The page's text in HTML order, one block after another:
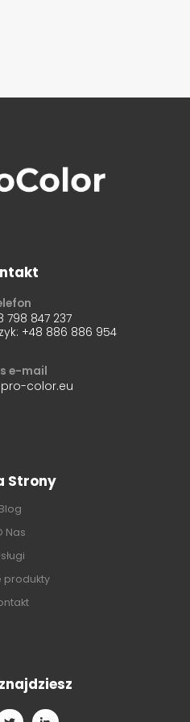
798 847 237
+48 886 886 954
e-mail
color.eu
Strony
Blog
Nas
produkty